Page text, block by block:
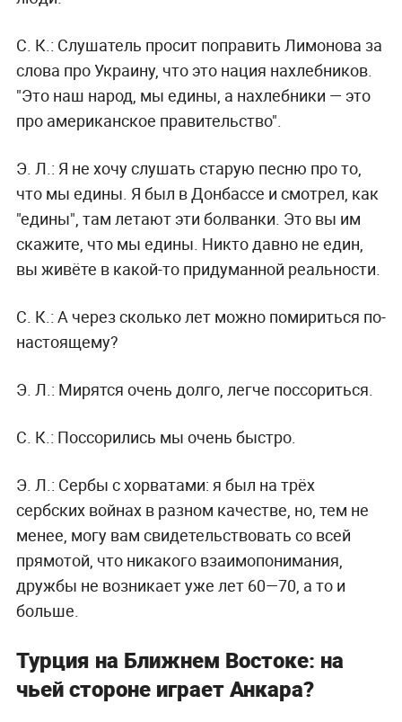
С. К.: Слушатель просит поправить Лимонова за
слова про Украину, что это нация нахлебников.
"Это наш народ, мы едины, а нахлебники — это
про американское правительство".
Э. Л.: Я не хочу слушать старую песню про то,
что мы едины. Я был в Донбассе и смотрел, как
"едины", там летают эти болванки. Это вы им
скажите, что мы едины. Никто давно не един,
вы живёте в какой-то придуманной реальности.
С. К.: А через сколько лет можно помириться по-
настоящему?
Э. Л.: Мирятся очень долго, легче поссориться.
С. К.: Поссорились мы очень быстро.
Э. Л.: Сербы с хорватами: я был на трёх
сербских войнах в разном качестве, но, тем не
менее, могу вам свидетельствовать со всей
прямотой, что никакого взаимопонимания,
дружбы не возникает уже лет 60—70, а то и
больше.
Турция на Ближнем Востоке: на
чьей стороне играет Анкара?